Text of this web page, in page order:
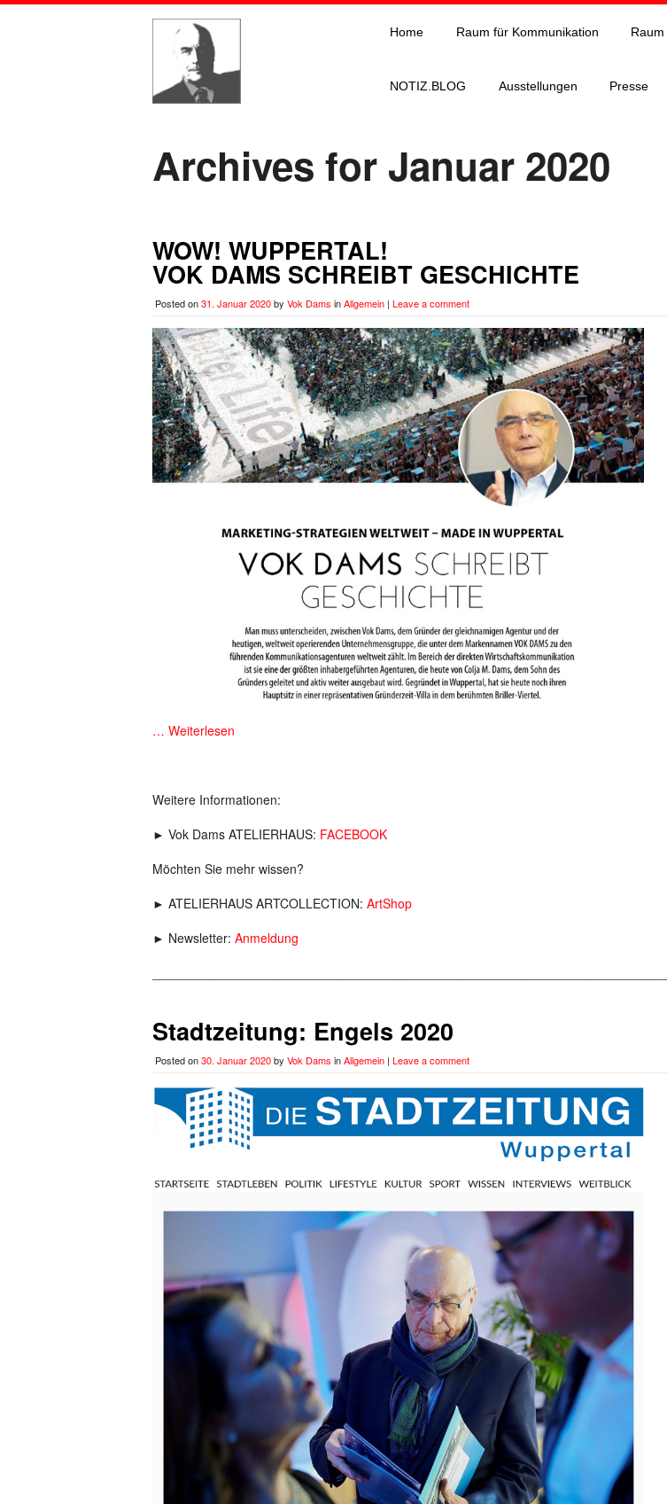
Home Raum für Kommunikation
NOTIZ.BLOG Ausstellungen Presse
Archives for Januar 2020
WOW! WUPPERTAL!
VOK DAMS SCHREIBT GESCHICHTE
Posted on31. Januar 2020by Vok Dams inAllgemein | Leave a comment
… Weiterlesen
Weitere Informationen:
► Vok Dams ATELIERHAUS: FACEBOOK
Möchten Sie mehr wissen?
► ATELIERHAUS ARTCOLLECTION: ArtShop
► Newsletter: Anmeldung
Stadtzeitung: Engels 2020
Posted on30. Januar 2020by Vok Dams inAllgemein | Leave a comment